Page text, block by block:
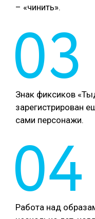
– «чинить».
03
Знак фиксиков
зарегистрирован
сами персонажи.
04
Работа над